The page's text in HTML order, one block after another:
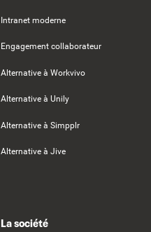
Intranet moderne
Engagement collaborateur
Alternative à Workvivo
Alternative à Unily
Alternative à Simpplr
Alternative à Jive
La société